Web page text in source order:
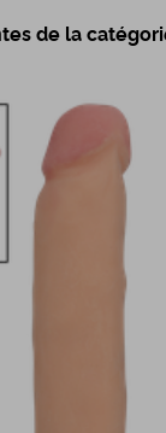
de la